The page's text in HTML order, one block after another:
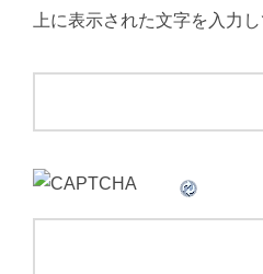
上に表示された文字を入力し